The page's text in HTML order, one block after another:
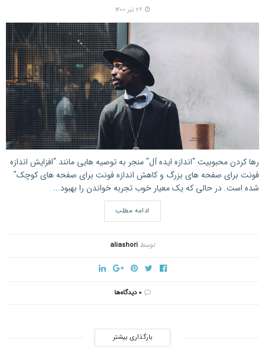
۲۶ تیر ۱۴۰۰
رها کردن محبوبیت "اندازه ایده آل" منجر به توصیه هایی مانند "افزایش اندازه
فونت برای صفحه های بزرگ و کاهش اندازه فونت برای صفحه های کوچک"
شده است. در حالی که یک معیار خوب تجربه خواندن را بهبود...
ادامه مطلب
توسط aliashori
۰ دیدگاه‌ها
بارگذاری بیشتر